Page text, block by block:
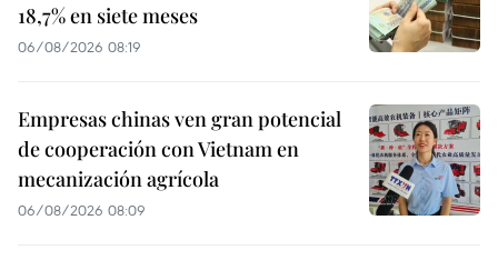
18,7% en siete meses
06/08/2026 08:19
Empresas chinas ven gran potencial
de cooperación con Vietnam en
mecanización agrícola
06/08/2026 08:09